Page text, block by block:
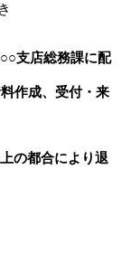
支店総務課に配
、受付・来
の都合により退